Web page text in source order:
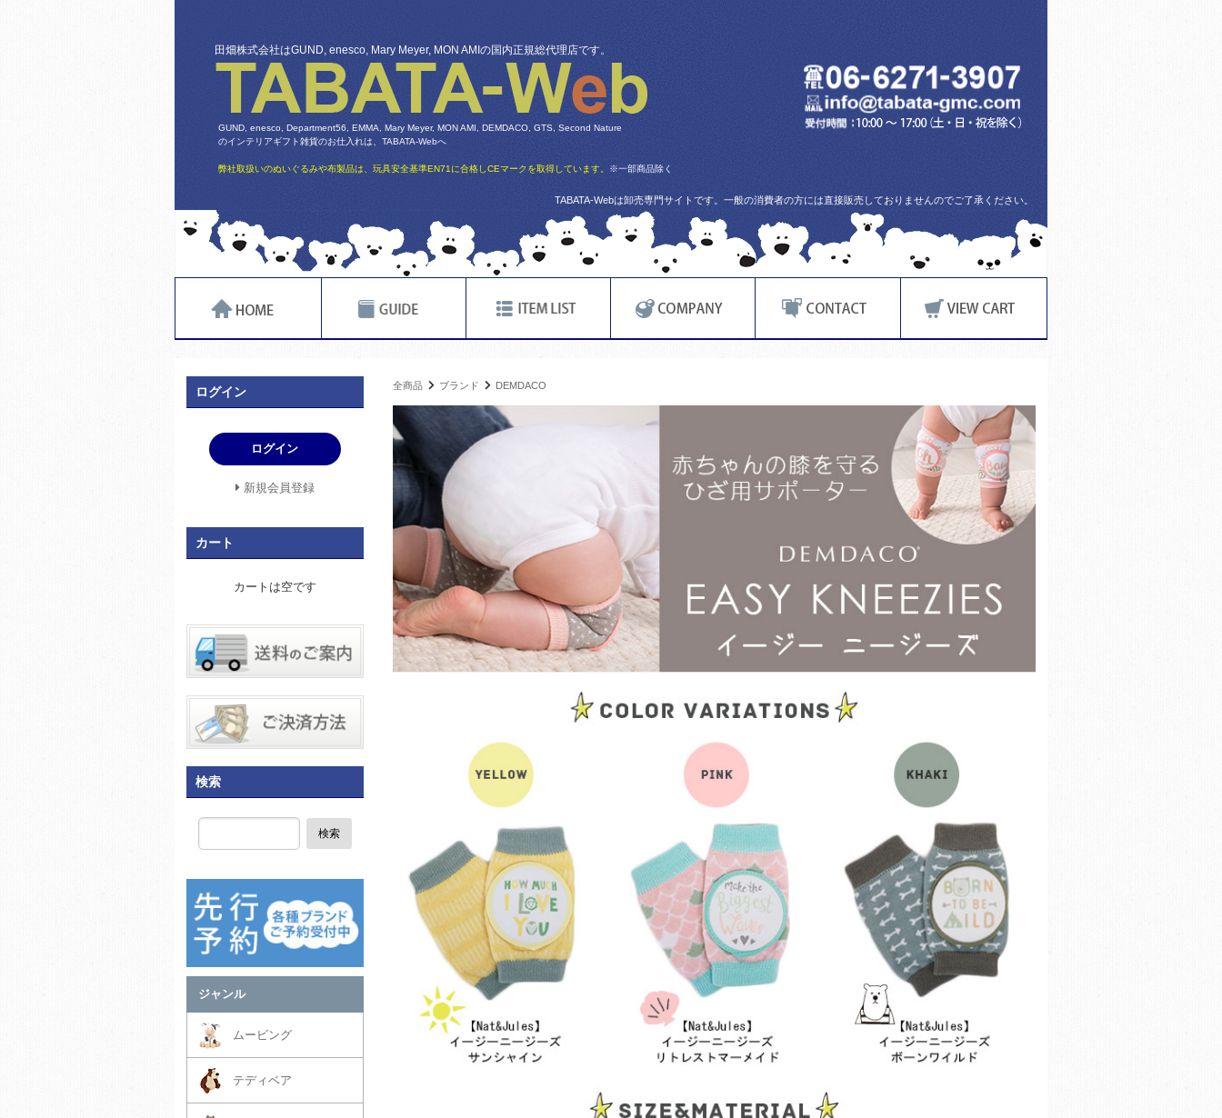
田畑株式会社はGUND, enesco, Mary Meyer, MON AMIの国内正規総代理店です。
GUND, enesco, Department56, EMMA, Mary Meyer, MON AMI, DEMDACO, GTS, Second Nature
のインテリアギフト雑貨のお仕入れは、TABATA-Webへ
弊社取扱いのぬいぐるみや布製品は、玩具安全基準EN71に合格しCEマークを取得しています。 ※一部商品除く
TABATA-Webは卸売専門サイトです。一般の消費者の方には直接販売しておりませんのでご了承ください。
全商品 ブランド DEMDACO
ログイン
ログイン
新規会員登録
カート
カートは空です
検索
検索
ジャンル
ムービング
テディベア